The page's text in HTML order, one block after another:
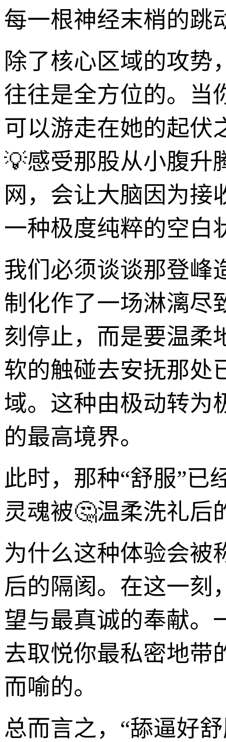
每一根神经末梢的跳
除了核心区域的攻势
往往是全方位的。当
可以游走在她的起伏
💡感受那股从小腹升
网，会让大脑因为接
一种极度纯粹的空白
我们必须谈谈那登峰
制化作了一场淋漓尽
刻停止，而是要温柔
软的触碰去安抚那处
域。这种由极动转为
的最高境界。
此时，那种“舒服”已
灵魂被🤔温柔洗礼后
为什么这种体验会被
后的隔阂。在这一刻
望与最真诚的奉献。
去取悦你最私密地带
而喻的。
总而言之，“舔逼好